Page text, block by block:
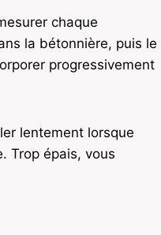
chaque
la bétonnière, puis le
progressivement
lentement lorsque
Trop épais, vous